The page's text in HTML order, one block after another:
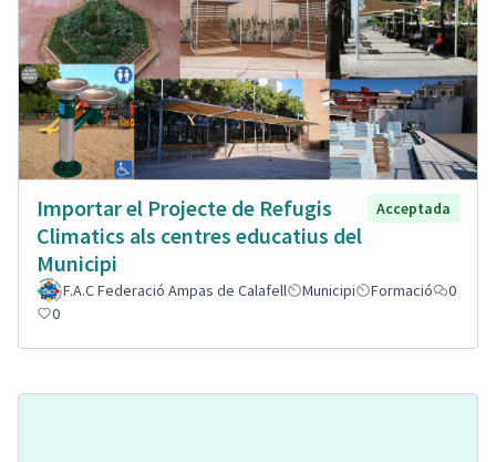
Importar el Projecte de Refugis
Climatics als centres educatius del
Municipi
Acceptada
F.A.C Federació Ampas de Calafell Municipi Formació
0
0